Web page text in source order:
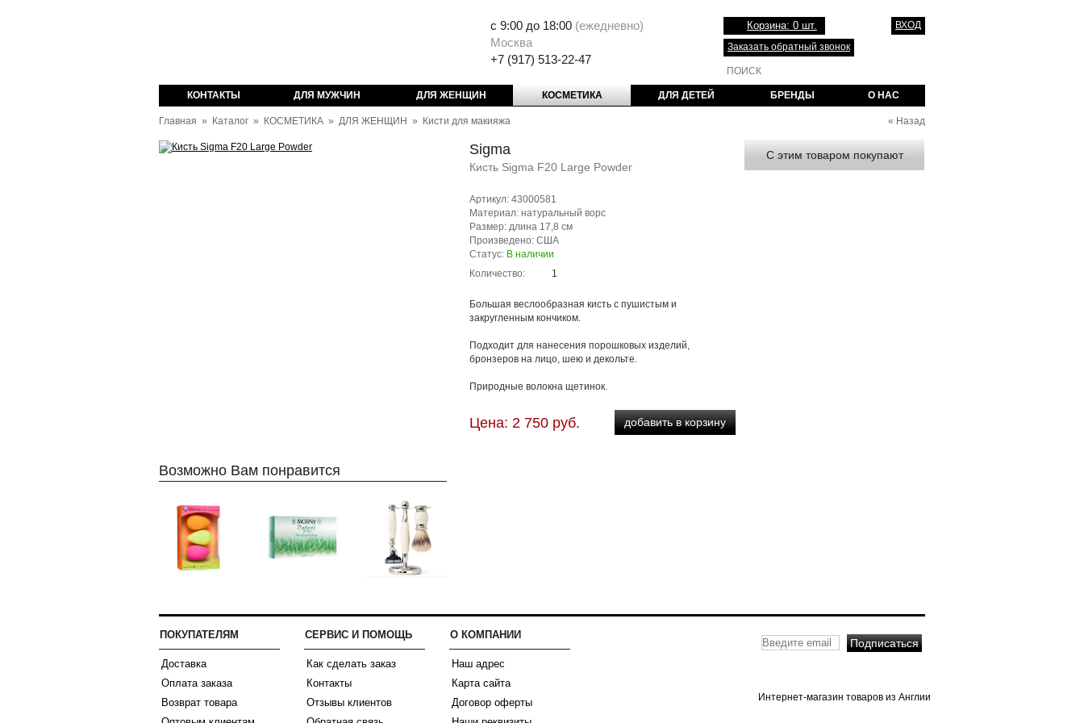
с 9:00 до 18:00 (ежедневно)
Москва
+7 (917) 513-22-47
Корзина: 0 шт.
ВХОД
Заказать обратный звонок
КОНТАКТЫ ДЛЯ МУЖЧИН ДЛЯ ЖЕНЩИН КОСМЕТИКА ДЛЯ ДЕТЕЙ БРЕНДЫ О НАС
Главная » Каталог » КОСМЕТИКА » ДЛЯ ЖЕНЩИН » Кисти для макияжа « Назад
Sigma
Кисть Sigma F20 Large Powder
Артикул: 43000581
Материал: натуральный ворс
Размер: длина 17,8 см
Произведено: США
Статус: В наличии
Количество:
Большая веслообразная кисть с пушистым и
закругленным кончиком.
Подходит для нанесения порошковых изделий,
бронзеров на лицо, шею и декольте.
Природные волокна щетинок.
Цена: 2 750 руб.
Возможно Вам понравится
С этим товаром покупают
ПОКУПАТЕЛЯМ
Доставка
Оплата заказа
Возврат товара
СЕРВИС И ПОМОЩЬ
Как сделать заказ
Контакты
Отзывы клиентов
О КОМПАНИИ
Наш адрес
Карта сайта
Договор оферты
Интернет-магазин товаров из Англии